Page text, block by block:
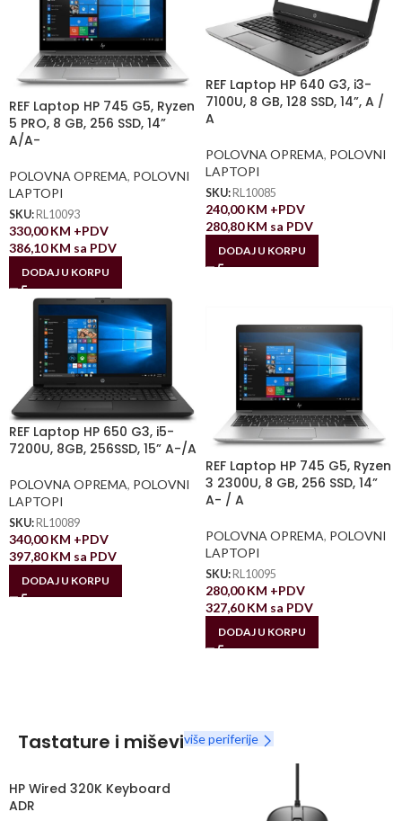
REF Laptop HP 745 G5, Ryzen
5 PRO, 8 GB, 256 SSD, 14”
A/A-
POLOVNA OPREMA, POLOVNI
LAPTOPI
SKU: RL10093
330,00KM +PDV
386,10KM sa PDV
DODAJ U KORPU
REF Laptop HP 640 G3, i3-
7100U, 8 GB, 128 SSD, 14”, A /
A
POLOVNA OPREMA, POLOVNI
LAPTOPI
SKU: RL10085
240,00KM +PDV
280,80KM sa PDV
DODAJ U KORPU
REF Laptop HP 650 G3, i5-
7200U, 8GB, 256SSD, 15” A-/A
POLOVNA OPREMA, POLOVNI
LAPTOPI
SKU: RL10089
340,00KM +PDV
397,80KM sa PDV
DODAJ U KORPU
REF Laptop HP 745 G5, Ryzen
3 2300U, 8 GB, 256 SSD, 14”
A- / A
POLOVNA OPREMA, POLOVNI
LAPTOPI
SKU: RL10095
280,00KM +PDV
327,60KM sa PDV
DODAJ U KORPU
Tastature i miševiviše periferije
HP Wired 320K Keyboard
ADR